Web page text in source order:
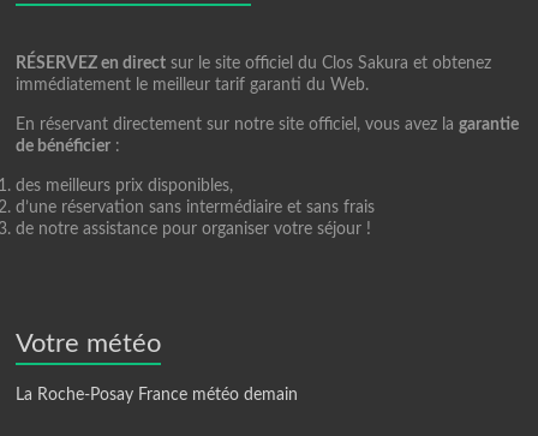
RÉSERVEZ en direct sur le site officiel du Clos Sakura et obtenez
immédiatement le meilleur tarif garanti du Web.
En réservant directement sur notre site officiel, vous avez lagarantie
de bénéficier :
des meilleurs prix disponibles,
d’une réservation sans intermédiaire et sans frais
de notre assistance pour organiser votre séjour !
Votre météo
La Roche-Posay France météo demain